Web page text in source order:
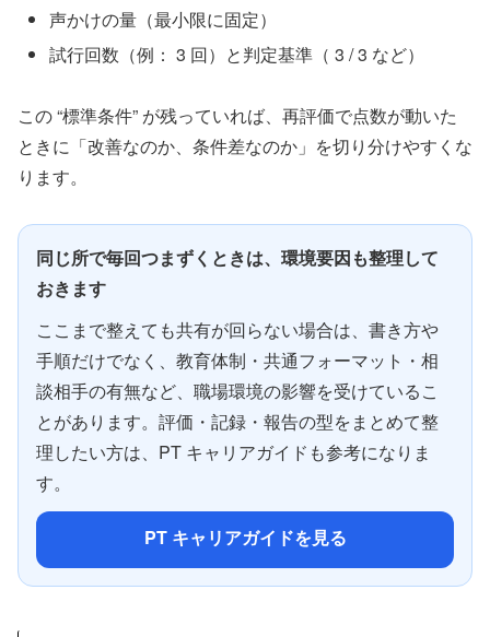
声かけの量（最小限に固定）
試行回数（例： 3 回）と判定基準（ 3 / 3 など）
この “標準条件” が残っていれば、再評価で点数が動いた
ときに「改善なのか、条件差なのか」を切り分けやすくな
ります。
同じ所で毎回つまずくときは、環境要因も整理して
おきます
ここまで整えても共有が回らない場合は、書き方や
手順だけでなく、教育体制・共通フォーマット・相
談相手の有無など、職場環境の影響を受けているこ
とがあります。評価・記録・報告の型をまとめて整
理したい方は、PT キャリアガイドも参考になりま
す。
PT キャリアガイドを見る